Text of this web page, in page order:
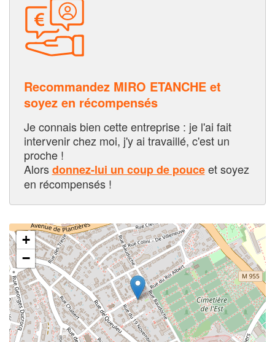
Recommandez MIRO ETANCHE et
soyez en récompensés
Je connais bien cette entreprise : je l'ai fait
intervenir chez moi, j'y ai travaillé, c'est un
proche !
Alorsdonnez-lui un coup de pouceet soyez
en récompensés !
+
−